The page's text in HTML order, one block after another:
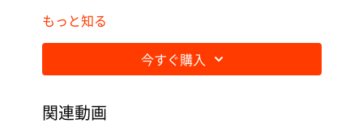
もっと知る
今すぐ購入
関連動画